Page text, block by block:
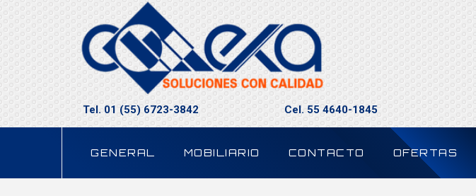
Tel. 01 (55) 6723-3842 Cel. 55 4640-1845
GENERAL MOBILIARIO CONTACTO OFERTAS